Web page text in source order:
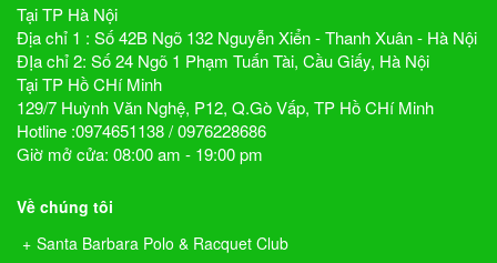
Tại TP Hà Nội
Địa chỉ 1 : Số 42B Ngõ 132 Nguyễn Xiển - Thanh Xuân - Hà Nội
ĐỊa chỉ 2: Số 24 Ngõ 1 Phạm Tuấn Tài, Cầu Giấy, Hà Nội
Tại TP Hồ CHí Minh
129/7 Huỳnh Văn Nghệ, P12, Q.Gò Vấp, TP Hồ CHí Minh
Hotline :0974651138 / 0976228686
Giờ mở cửa: 08:00 am - 19:00 pm
Về chúng tôi
Santa Barbara Polo & Racquet Club